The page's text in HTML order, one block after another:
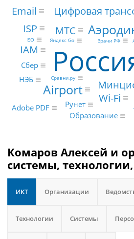
Airport
Цифровая
МТС
Email
Wi-Fi
ISP
IAM
Сбер
Adobe PDF
Образование
Рунет
НЭБ Сравни.ру
ISO Яндекс Go Врачи РФ
Комаров Алексей и
системы,
ИКТ Организации
Технологии Системы